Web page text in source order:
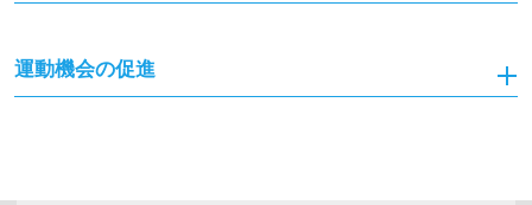
運動機会の促進